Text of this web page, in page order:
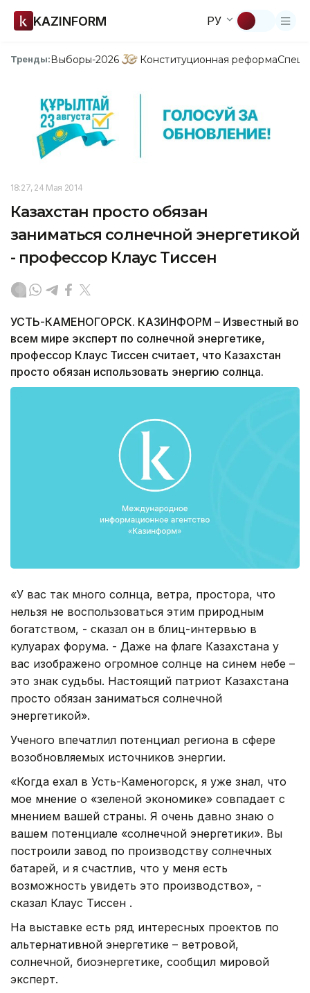
KAZINFORM РУ
Тренды:Выборы-2026 Конституционная реформа
18:27, 24 Мая 2014
Казахстан просто обязан
заниматься солнечной энергетикой
- профессор Клаус Тиссен
УСТЬ-КАМЕНОГОРСК. КАЗИНФОРМ – Известный во
всем мире эксперт по солнечной энергетике,
профессор Клаус Тиссен считает, что Казахстан
просто обязан использовать энергию солнца.
«У вас так много солнца, ветра, простора, что
нельзя не воспользоваться этим природным
богатством, - сказал он в блиц-интервью в
кулуарах форума. - Даже на флаге Казахстана у
вас изображено огромное солнце на синем небе –
это знак судьбы. Настоящий патриот Казахстана
просто обязан заниматься солнечной
энергетикой».
Ученого впечатлил потенциал региона в сфере
возобновляемых источников энергии.
«Когда ехал в Усть-Каменогорск, я уже знал, что
мое мнение о «зеленой экономике» совпадает с
мнением вашей страны. Я очень давно знаю о
вашем потенциале «солнечной энергетики». Вы
построили завод по производству солнечных
батарей, и я счастлив, что у меня есть
возможность увидеть это производство», -
сказал Клаус Тиссен .
На выставке есть ряд интересных проектов по
альтернативной энергетике – ветровой,
солнечной, биоэнергетике, сообщил мировой
эксперт.